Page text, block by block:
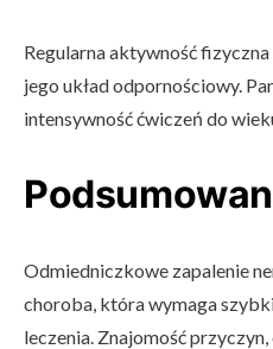
Regularna aktywność
jego układ odpornościowy.
intensywność ćwiczeń do
Odmiedniczkowe zapalenie
choroba, która wymaga
leczenia. Znajomość